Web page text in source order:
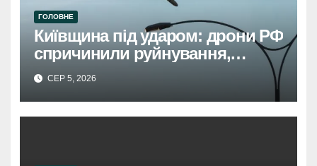
ГОЛОВНЕ
Київщина під ударом: дрони РФ
спричинили руйнування,
травмовано жінку.
СЕР 5, 2026